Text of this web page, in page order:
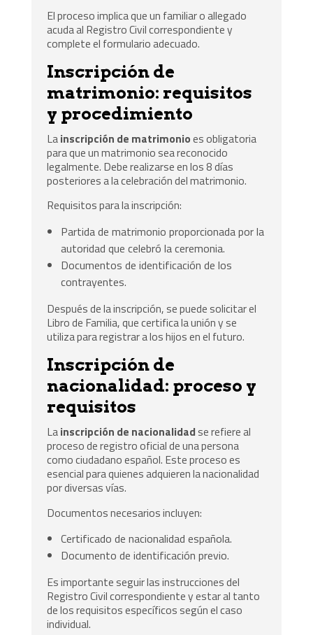
El proceso implica que un familiar o allegado
acuda al Registro Civil correspondiente y
complete el formulario adecuado.
Inscripción de
matrimonio: requisitos
y procedimiento
Lainscripción de matrimonioes obligatoria
para que un matrimonio sea reconocido
legalmente. Debe realizarse en los 8 días
posteriores a la celebración del matrimonio.
Requisitos para la inscripción:
Partida de matrimonio proporcionada por la
autoridad que celebró la ceremonia.
Documentos de identificación de los
contrayentes.
Después de la inscripción, se puede solicitar el
Libro de Familia, que certifica la unión y se
utiliza para registrar a los hijos en el futuro.
Inscripción de
nacionalidad: proceso y
requisitos
Lainscripción de nacionalidadse refiere al
proceso de registro oficial de una persona
como ciudadano español. Este proceso es
esencial para quienes adquieren la nacionalidad
por diversas vías.
Documentos necesarios incluyen:
Certificado de nacionalidad española.
Documento de identificación previo.
Es importante seguir las instrucciones del
Registro Civil correspondiente y estar al tanto
de los requisitos específicos según el caso
individual.